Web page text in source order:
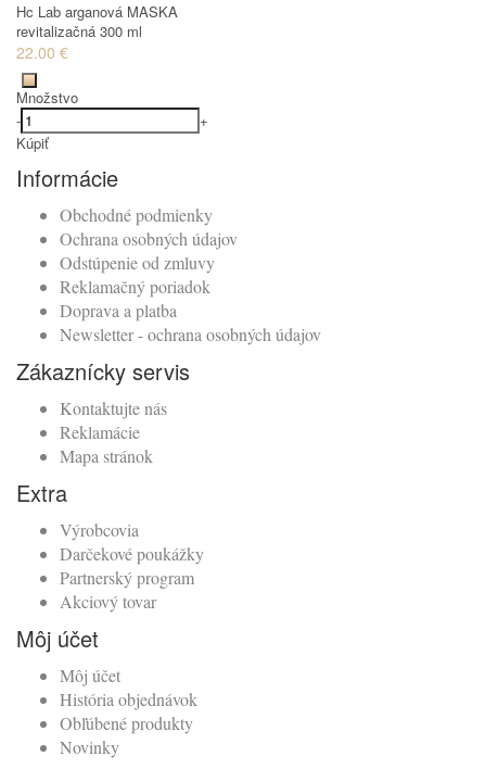
Hc Lab arganová MASKA
revitalizačná 300 ml
22.00 €
Množstvo
-
+
Kúpiť
Informácie
Obchodné podmienky
Ochrana osobných údajov
Odstúpenie od zmluvy
Reklamačný poriadok
Doprava a platba
Newsletter - ochrana osobných údajov
Zákaznícky servis
Kontaktujte nás
Reklamácie
Mapa stránok
Extra
Výrobcovia
Darčekové poukážky
Partnerský program
Akciový tovar
Môj účet
Môj účet
História objednávok
Obľúbené produkty
Novinky